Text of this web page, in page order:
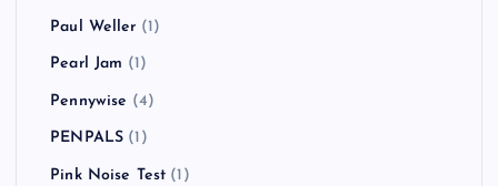
Paul Weller (1)
Pearl Jam (1)
Pennywise (4)
PENPALS (1)
Pink Noise Test (1)